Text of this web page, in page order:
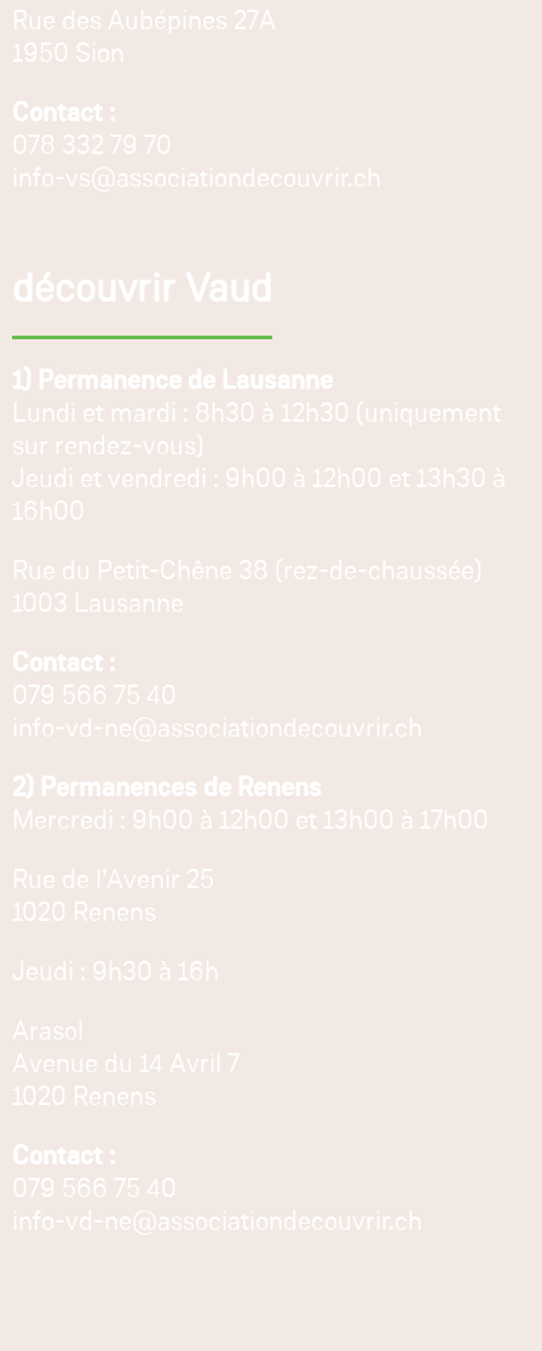
Rue des Aubépines 27A
1950 Sion
Contact :
078 332 79 70
info-vs@associationdecouvrir.ch
découvrir Vaud
1) Permanence de Lausanne
Lundi et mardi : 8h30 à 12h30 (uniquement
sur rendez-vous)
Jeudi et vendredi : 9h00 à 12h00 et 13h30 à
16h00
Rue du Petit-Chêne 38 (rez-de-chaussée)
1003 Lausanne
Contact :
079 566 75 40
info-vd-ne@associationdecouvrir.ch
2) Permanences de Renens
Mercredi : 9h00 à 12h00 et 13h00 à 17h00
Rue de l’Avenir 25
1020 Renens
Jeudi : 9h30 à 16h
Arasol
Avenue du 14 Avril 7
1020 Renens
Contact :
079 566 75 40
info-vd-ne@associationdecouvrir.ch